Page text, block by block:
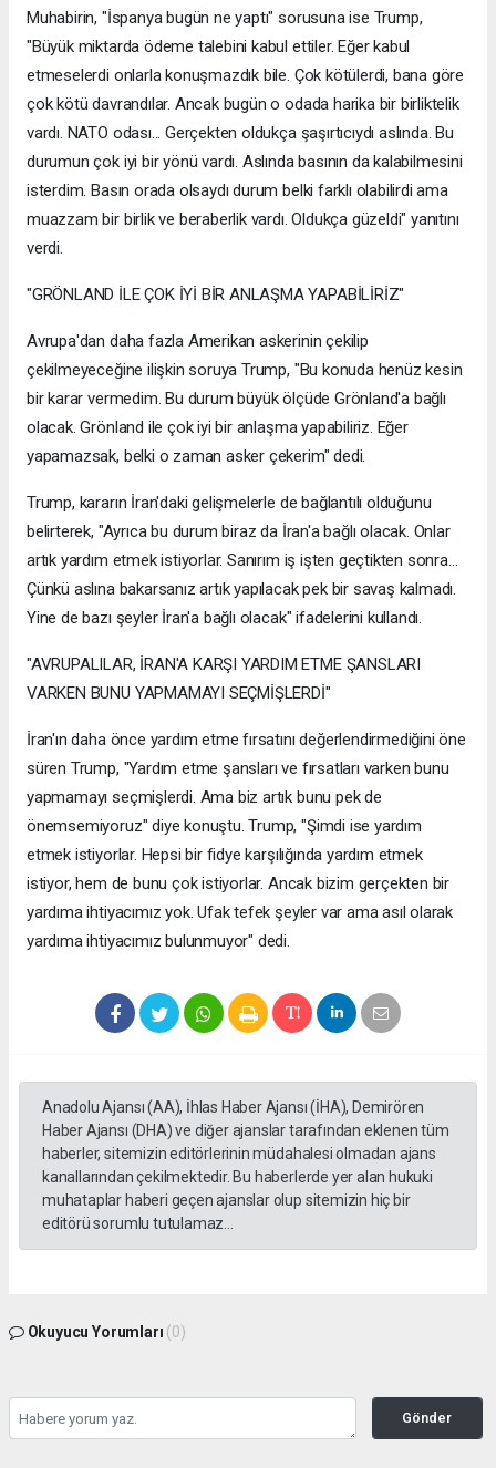
Muhabirin, "İspanya bugün ne yaptı" sorusuna ise Trump,
"Büyük miktarda ödeme talebini kabul ettiler. Eğer kabul
etmeselerdi onlarla konuşmazdık bile. Çok kötülerdi, bana göre
çok kötü davrandılar. Ancak bugün o odada harika bir birliktelik
vardı. NATO odası... Gerçekten oldukça şaşırtıcıydı aslında. Bu
durumun çok iyi bir yönü vardı. Aslında basının da kalabilmesini
isterdim. Basın orada olsaydı durum belki farklı olabilirdi ama
muazzam bir birlik ve beraberlik vardı. Oldukça güzeldi" yanıtını
verdi.
"GRÖNLAND İLE ÇOK İYİ BİR ANLAŞMA YAPABİLİRİZ"
Avrupa'dan daha fazla Amerikan askerinin çekilip
çekilmeyeceğine ilişkin soruya Trump, "Bu konuda henüz kesin
bir karar vermedim. Bu durum büyük ölçüde Grönland'a bağlı
olacak. Grönland ile çok iyi bir anlaşma yapabiliriz. Eğer
yapamazsak, belki o zaman asker çekerim" dedi.
Trump, kararın İran'daki gelişmelerle de bağlantılı olduğunu
belirterek, "Ayrıca bu durum biraz da İran'a bağlı olacak. Onlar
artık yardım etmek istiyorlar. Sanırım iş işten geçtikten sonra...
Çünkü aslına bakarsanız artık yapılacak pek bir savaş kalmadı.
Yine de bazı şeyler İran'a bağlı olacak" ifadelerini kullandı.
"AVRUPALILAR, İRAN'A KARŞI YARDIM ETME ŞANSLARI
VARKEN BUNU YAPMAMAYI SEÇMİŞLERDİ"
İran'ın daha önce yardım etme fırsatını değerlendirmediğini öne
süren Trump, "Yardım etme şansları ve fırsatları varken bunu
yapmamayı seçmişlerdi. Ama biz artık bunu pek de
önemsemiyoruz" diye konuştu. Trump, "Şimdi ise yardım
etmek istiyorlar. Hepsi bir fidye karşılığında yardım etmek
istiyor, hem de bunu çok istiyorlar. Ancak bizim gerçekten bir
yardıma ihtiyacımız yok. Ufak tefek şeyler var ama asıl olarak
yardıma ihtiyacımız bulunmuyor" dedi.
Anadolu Ajansı (AA), İhlas Haber Ajansı (İHA), Demirören
Haber Ajansı (DHA) ve diğer ajanslar tarafından eklenen tüm
haberler, sitemizin editörlerinin müdahalesi olmadan ajans
kanallarından çekilmektedir. Bu haberlerde yer alan hukuki
muhataplar haberi geçen ajanslar olup sitemizin hiç bir
editörü sorumlu tutulamaz...
Okuyucu Yorumları (0)
Gönder